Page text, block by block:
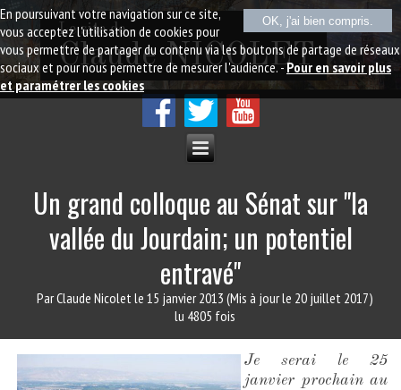
Claude NICOLET
Le site de
Un grand colloque au Sénat sur "la
vallée du Jourdain; un potentiel
entravé"
Par Claude Nicoletle 15 janvier 2013 (Mis à jour le 20 juillet 2017)
lu 4805 fois
Je serai le 25
janvier prochain au
OK, j'ai bien compris.
En poursuivant votre navigation sur ce site,
vous acceptez l'utilisation de cookies pour
vous permettre de partager du contenu via les boutons de partage de réseaux
sociaux et pour nous permettre de mesurer l'audience. -Pour en savoir plus
et paramétrer les cookies